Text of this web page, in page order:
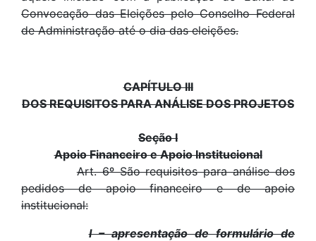
Convocação das Eleições pelo Conselho Federal
de Administração até o dia das eleições.
CAPÍTULO III
DOS REQUISITOS PARA ANÁLISE DOS PROJETOS
Seção I
Apoio Financeiro e Apoio Institucional
Art. 6º São requisitos para análise dos
pedidos de apoio financeiro e de apoio
institucional:
I – apresentação de formulário de